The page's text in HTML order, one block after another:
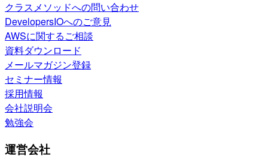
クラスメソッドへの問い合わせ
DevelopersIOへのご意見
AWSに関するご相談
資料ダウンロード
メールマガジン登録
セミナー情報
採用情報
会社説明会
勉強会
運営会社